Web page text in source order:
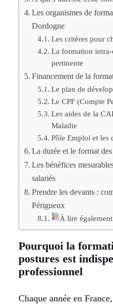
Les organismes de
Dordogne
Les critères pour
La formation
pertinente
Financement de la
Le plan de
Le CPF (Compte
Les aides de la
Maladie
Pôle Emploi et les
La durée et le format
Les bénéfices
salariés
Prendre les devants :
Périgueux
À lire également
Pourquoi la
postures est
professionnel
Chaque année en